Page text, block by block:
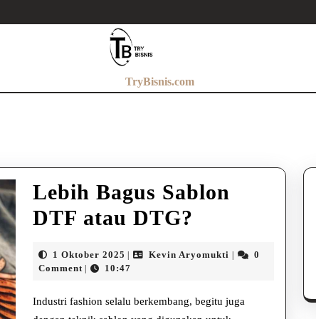
TryBisnis.com
Lebih Bagus Sablon
DTF atau DTG?
Sablon
DTF
1 Oktober 2025 1
Oktober
Kevin Aryomukti Kevin0
Comment
10:47
Industri fashion selalu berkembang, begitu juga